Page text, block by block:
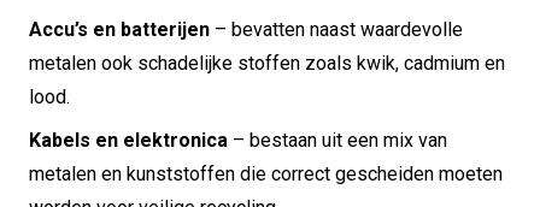
Accu’s en batterijen – bevatten naast waardevolle
metalen ook schadelijke stoffen zoals kwik, cadmium en
lood.
Kabels en elektronica – bestaan uit een mix van
metalen en kunststoffen die correct gescheiden moeten